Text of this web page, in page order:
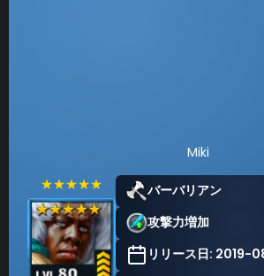
Miki
★★★★★
バーバリアン
攻撃力増加
リリース日: 2019-